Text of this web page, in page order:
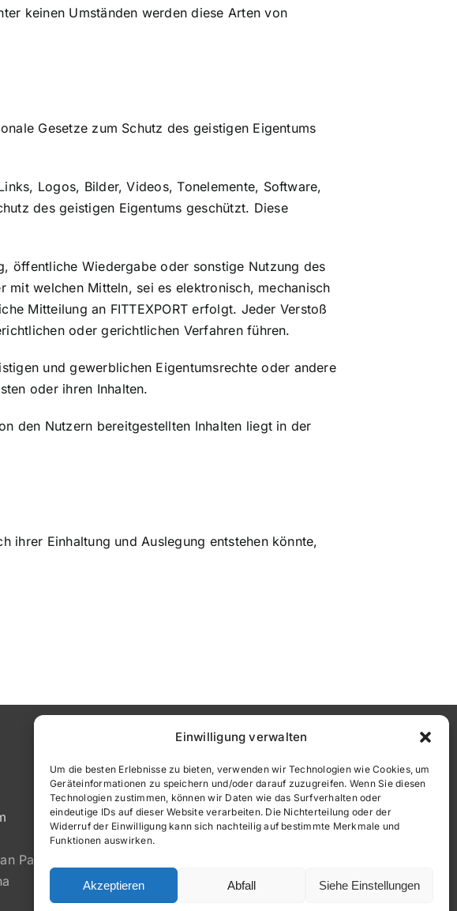
Einwilligung verwalten
Um die besten Erlebnisse zu bieten, verwenden wir Technologien wie Cookies, um
Geräteinformationen zu speichern und/oder darauf zuzugreifen. Wenn Sie diesen
Technologien zustimmen, können wir Daten wie das Surfverhalten oder
eindeutige IDs auf dieser Website verarbeiten. Die Nichterteilung oder der
Widerruf der Einwilligung kann sich nachteilig auf bestimmte Merkmale und
Funktionen auswirken.
Akzeptieren Abfall Siehe Einstellungen
keinen Umständen werden diese Arten von
Gesetze zum Schutz des geistigen Eigentums
Logos, Bilder, Videos, Tonelemente, Software,
des geistigen Eigentums geschützt. Diese
öffentliche Wiedergabe oder sonstige Nutzung des
mit welchen Mitteln, sei es elektronisch, mechanisch
Mitteilung an FITTEXPORT erfolgt. Jeder Verstoß
oder gerichtlichen Verfahren führen.
und gewerblichen Eigentumsrechte oder andere
oder ihren Inhalten.
den Nutzern bereitgestellten Inhalten liegt in der
ihrer Einhaltung und Auslegung entstehen könnte,
Parellada